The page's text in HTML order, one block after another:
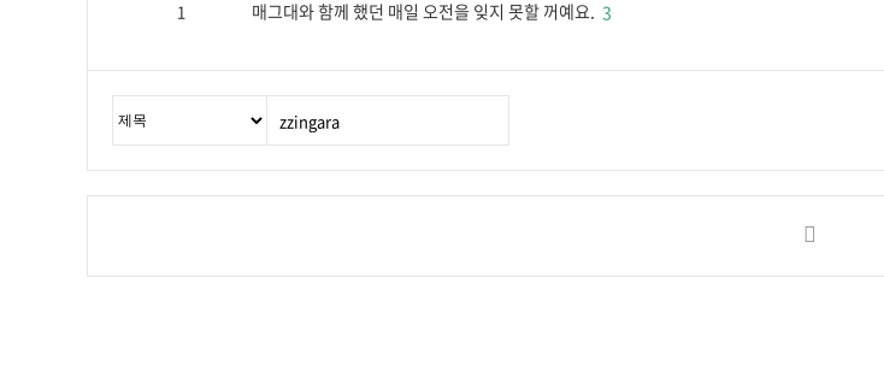
1 매그대와 함께 했던 매일 오전을 잊지 못할 꺼예요. 3